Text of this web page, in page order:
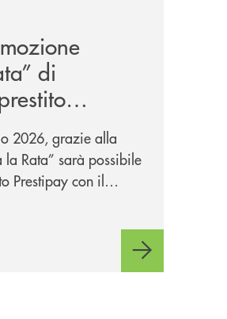
di
si fa in due
2026, grazie alla
Rata” sarà possibile
Prestipay con il